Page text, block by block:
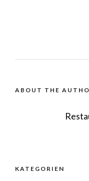
ABOUT THE
KATEGORIEN